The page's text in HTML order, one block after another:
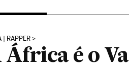
| RAPPER
África é o